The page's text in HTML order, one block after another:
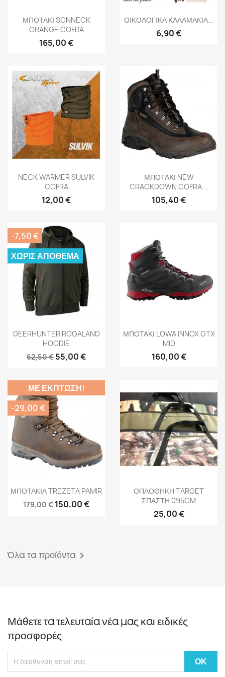
Γρήγορη προβολή
ΜΠΟΤΑΚΙ SONNECK
ORANGE COFRA
165,00 €
Γρήγορη προβολή
ΟΙΚΟΛΟΓΙΚΑ ΚΑΛΑΜΑΚΙΑ...
6,90 €
Γρήγορη προβολή
NECK WARMER SULVIK
COFRA
12,00 €
Γρήγορη προβολή
ΜΠΟΤΑΚΙ NEW
CRACKDOWN COFRA...
105,40 €
Γρήγορη προβολή
DEERHUNTER ROGALAND
HOODIE
62,50 € 55,00 €
-7,50 €
ΧΩΡΊΣ ΑΠΌΘΕΜΑ
Γρήγορη προβολή
ΜΠΟΤΑΚΙ LOWA INNOX GTX
MID
160,00 €
Γρήγορη προβολή
ΜΠΟΤΑΚΙΑ TREZETA PAMIR
179,00 € 150,00 €
ΜΕ ΈΚΠΤΩΣΗ!
-29,00 €
Γρήγορη προβολή
ΟΠΛΟΘΗΚΗ TARGET
ΣΠΑΣΤΗ 095CM
25,00 €
Όλα τα προϊόντα 
Μάθετε τα τελευταία νέα μας και ειδικές
προσφορές